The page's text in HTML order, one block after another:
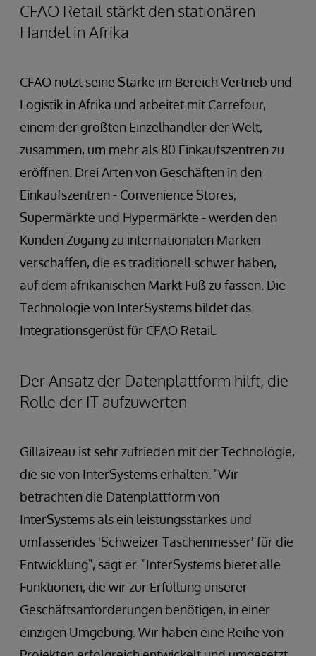
CFAO Retail stärkt den stationären
Handel in Afrika
CFAO nutzt seine Stärke im Bereich Vertrieb und
Logistik in Afrika und arbeitet mit Carrefour,
einem der größten Einzelhändler der Welt,
zusammen, um mehr als 80 Einkaufszentren zu
eröffnen. Drei Arten von Geschäften in den
Einkaufszentren - Convenience Stores,
Supermärkte und Hypermärkte - werden den
Kunden Zugang zu internationalen Marken
verschaffen, die es traditionell schwer haben,
auf dem afrikanischen Markt Fuß zu fassen. Die
Technologie von InterSystems bildet das
Integrationsgerüst für CFAO Retail.
Der Ansatz der Datenplattform hilft, die
Rolle der IT aufzuwerten
Gillaizeau ist sehr zufrieden mit der Technologie,
die sie von InterSystems erhalten. "Wir
betrachten die Datenplattform von
InterSystems als ein leistungsstarkes und
umfassendes 'Schweizer Taschenmesser' für die
Entwicklung", sagt er. "InterSystems bietet alle
Funktionen, die wir zur Erfüllung unserer
Geschäftsanforderungen benötigen, in einer
einzigen Umgebung. Wir haben eine Reihe von